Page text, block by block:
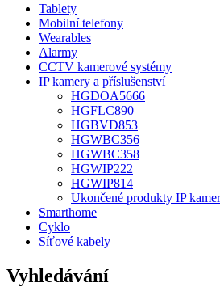
Tablety
Mobilní telefony
Wearables
Alarmy
CCTV kamerové systémy
IP kamery a příslušenství
HGDOA5666
HGFLC890
HGBVD853
HGWBC356
HGWBC358
HGWIP222
HGWIP814
Ukončené produkty IP
Smarthome
Cyklo
Síťové kabely
Vyhledávání